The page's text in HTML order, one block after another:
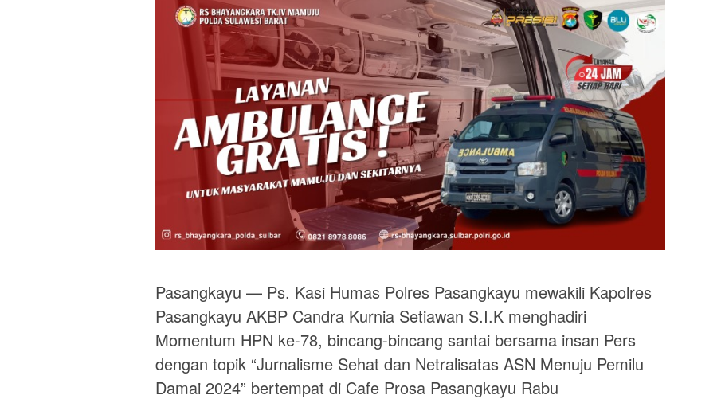
Pasangkayu — Ps. Kasi Humas Polres Pasangkayu mewakili Kapolres
Pasangkayu AKBP Candra Kurnia Setiawan S.I.K menghadiri
Momentum HPN ke-78, bincang-bincang santai bersama insan Pers
dengan topik “Jurnalisme Sehat dan Netralisatas ASN Menuju Pemilu
Damai 2024” bertempat di Cafe Prosa Pasangkayu Rabu